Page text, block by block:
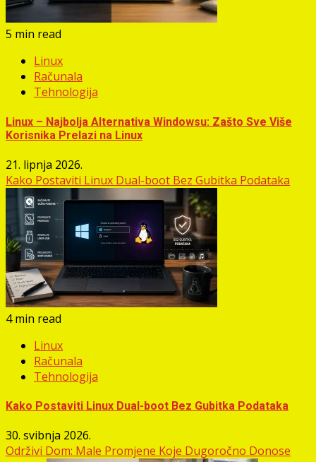
5 min read
Linux
Računala
Tehnologija
Linux – Najbolja Alternativa Windowsu: Zašto Sve Više
Korisnika Prelazi na Linux
21. lipnja 2026.
Kako Postaviti Linux Dual-boot Bez Gubitka Podataka
4 min read
Linux
Računala
Tehnologija
Kako Postaviti Linux Dual-boot Bez Gubitka Podataka
30. svibnja 2026.
Održivi Dom: Male Promjene Koje Dugoročno Donose